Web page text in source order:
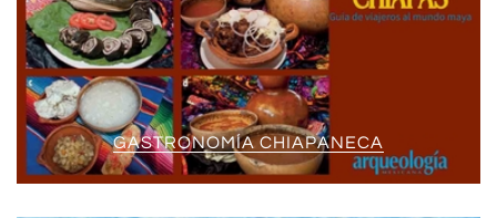
GASTRONOMÍA CHIAPANECA